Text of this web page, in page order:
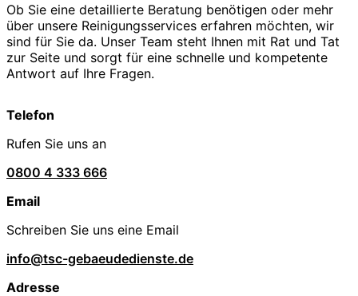
Ob Sie eine detaillierte Beratung benötigen oder mehr
über unsere Reinigungsservices erfahren möchten, wir
sind für Sie da. Unser Team steht Ihnen mit Rat und Tat
zur Seite und sorgt für eine schnelle und kompetente
Antwort auf Ihre Fragen.
Telefon
Rufen Sie uns an
0800 4 333 666
Email
Schreiben Sie uns eine Email
info@tsc-gebaeudedienste.de
Adresse